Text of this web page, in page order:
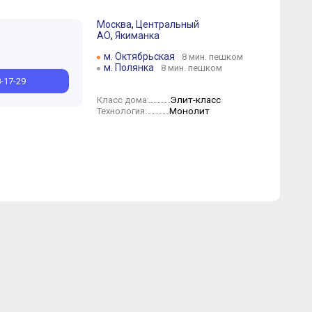
Февраль Январь
Август Июль Июнь
17-29
Москва, Центральный
АО, Якиманка
м. Октябрьская
8 мин. пешком
м. Полянка 8 мин. пешком
Класс дома: Элит-класс
Технология: Монолит